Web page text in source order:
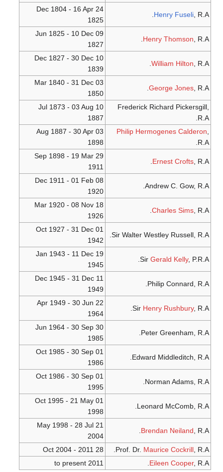
Henry Fuseli , R.A.
24 Dec 1804 - 16 Apr
1825
Henry Thomson , R.A.
09 Jun 1825 - 10 Dec
1827
William Hilton , R.A.
10 Dec 1827 - 30 Dec
1839
George Jones , R.A.
03 Mar 1840 - 31 Dec
1850
Frederick Richard Pickersgill,
R.A.
10 Jul 1873 - 03 Aug
1887
Philip Hermogenes Calderon
R.A.
03 Aug 1887 - 30 Apr
1898
Ernest Crofts , R.A.
29 Sep 1898 - 19 Mar
1911
Andrew C. Gow, R.A.
08 Dec 1911 - 01 Feb
1920
Charles Sims , R.A.
18 Mar 1920 - 08 Nov
1926
Sir Walter Westley Russell, R.A.
01 Oct 1927 - 31 Dec
1942
SirGerald Kelly, P.R.A.
19 Jan 1943 - 11 Dec
1945
Philip Connard, R.A.
11 Dec 1945 - 31 Dec
1949
Sir Henry Rushbury, R.A.
22 Apr 1949 - 30 Jun
1964
Peter Greenham, R.A.
30 Jun 1964 - 30 Sep
1985
Edward Middleditch, R.A.
01 Oct 1985 - 30 Sep
1986
Norman Adams, R.A.
01 Oct 1986 - 30 Sep
1995
Leonard McComb, R.A.
01 Oct 1995 - 21 May
1998
Brendan Neiland , R.A.
21 May 1998 - 28 Jul
2004
Prof. Dr. Maurice Cockrill , R.A.
28 Oct 2004 - 2011
Eileen Cooper, R.A.
2011 to present